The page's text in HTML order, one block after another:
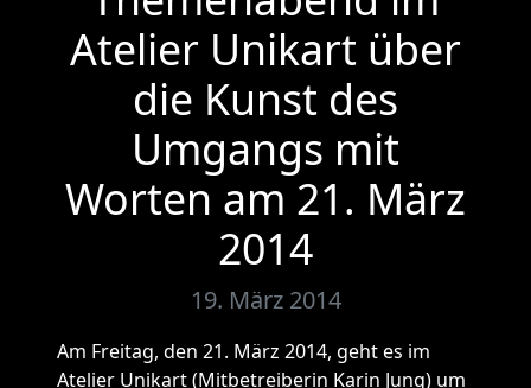
Atelier Unikart über
die Kunst des
Umgangs mit
Worten am 21. März
2014
19. März 2014
Am Freitag, den 21. März 2014, geht es im
Atelier Unikart (Mitbetreiberin Karin Jung) um